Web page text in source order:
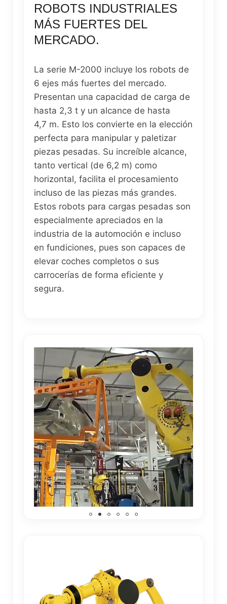
ROBOTS INDUSTRIALES
MÁS FUERTES DEL
MERCADO.
La serie M-2000 incluye los robots de
6 ejes más fuertes del mercado.
Presentan una capacidad de carga de
hasta 2,3 t y un alcance de hasta
4,7 m. Esto los convierte en la elección
perfecta para manipular y paletizar
piezas pesadas. Su increíble alcance,
tanto vertical (de 6,2 m) como
horizontal, facilita el procesamiento
incluso de las piezas más grandes.
Estos robots para cargas pesadas son
especialmente apreciados en la
industria de la automoción e incluso
en fundiciones, pues son capaces de
elevar coches completos o sus
carrocerías de forma eficiente y
segura.